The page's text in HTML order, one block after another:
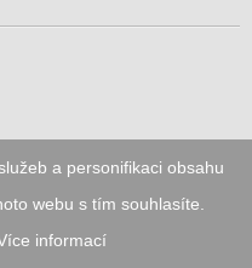
a personifikaci obsahu
webu s tím souhlasíte.
informací
Asociace pro elektronickou